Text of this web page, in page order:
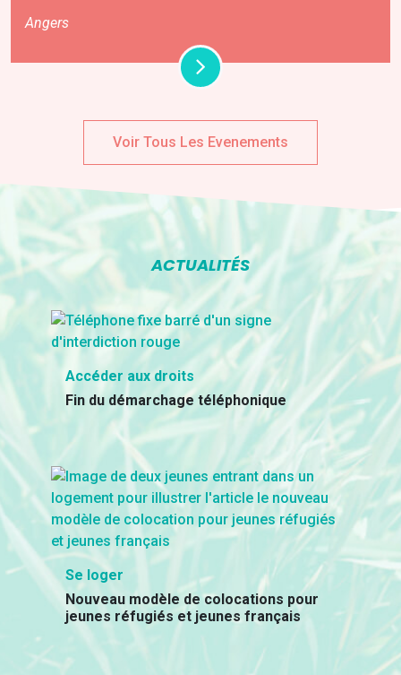
Angers
Voir Tous Les Evenements
ACTUALITÉS
Accéder aux droits
Fin du démarchage téléphonique
Se loger
Nouveau modèle de colocations pour
jeunes réfugiés et jeunes français